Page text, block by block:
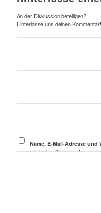
An der Diskussion beteiligen?
Hinterlasse uns deinen Kommentar!
Name, E-Mail-Adresse
nächsten Kommentar